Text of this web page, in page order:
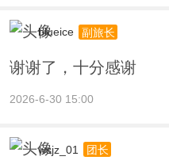
blueice 副旅长
谢谢了，十分感谢
2026-6-30 15:00
wsjz_01 团长